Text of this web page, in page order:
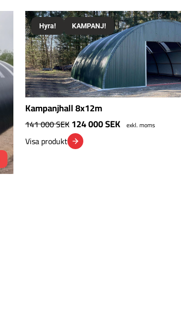
Hyra! KAMPANJ!
Kampanjhall 8x12m
141 000SEK124 000SEK exkl. moms
Visa produkt